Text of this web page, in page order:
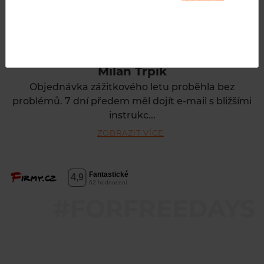
Milan Trpík
Objednávka zážitkového letu proběhla bez
problémů. 7 dní předem měl dojít e-mail s bližšími
instrukc...
ZOBRAZIT VÍCE